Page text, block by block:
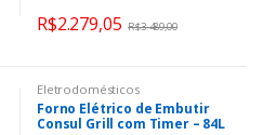
R$2.279,05 R$3.489,00
Eletrodomésticos
Forno Elétrico de Embutir
Consul Grill com Timer – 84L